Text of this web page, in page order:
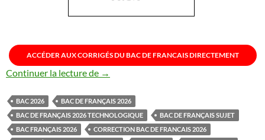
ACCÉDER AUX CORRIGÉS DU BAC DE FRANCAIS DIRECTEMENT
Continuer la lecture de SUJETS BAC DE FRANÇAIS 2026
→
BAC 2026
BAC DE FRANÇAIS 2026
BAC DE FRANÇAIS 2026 TECHNOLOGIQUE
BAC DE FRANÇAIS SUJET
BAC FRANÇAIS 2026
CORRECTION BAC DE FRANCAIS 2026